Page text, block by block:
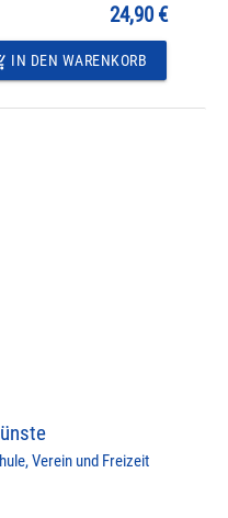
24,90 €
IN DEN WARENKORB
Verein und Freizeit